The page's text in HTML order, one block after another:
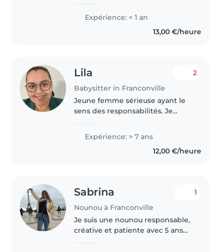
encore d'expérience
professionnelle, j'adore passer
du temps avec les enfants et..
Expérience: < 1 an
13,00 €/heure
Lila
Babysitter in Franconville
2
Jeune femme sérieuse ayant le
sens des responsabilités. Je
au près d’enfants. J’ai été
animatrice périscolaire dans
plusieurs école, auxiliaire
Expérience: > 7 ans
12,00 €/heure
Sabrina
Nounou à Franconville
1
Je suis une nounou responsable,
créative et patiente avec 5 ans